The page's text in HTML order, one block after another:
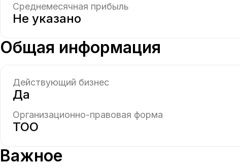
Среднемесячная прибыль
Не указано
Общая информация
Действующий бизнес
Да
Организационно-правовая форма
ТОО
Важное